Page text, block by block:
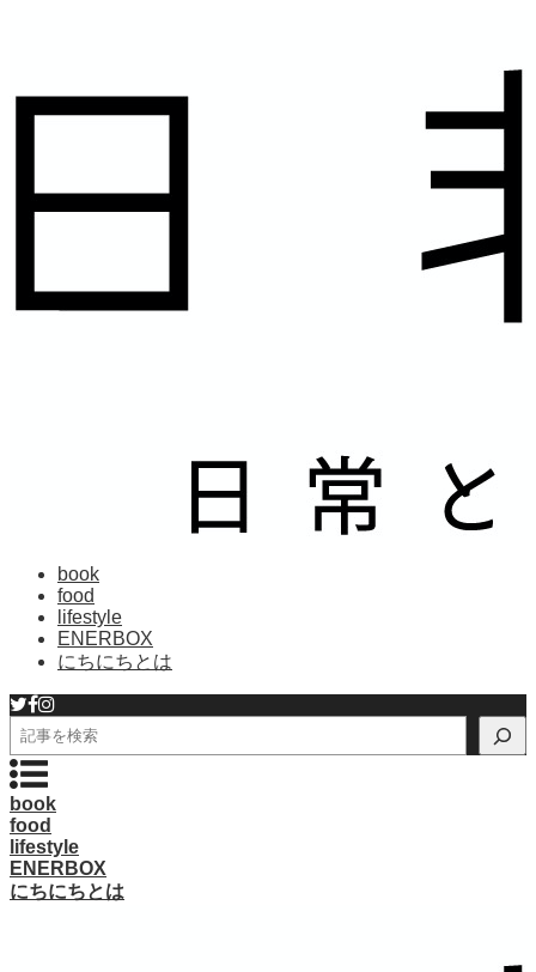
book
food
lifestyle
ENERBOX
にちにちとは
検
索
book
food
lifestyle
ENERBOX
にちにちとは